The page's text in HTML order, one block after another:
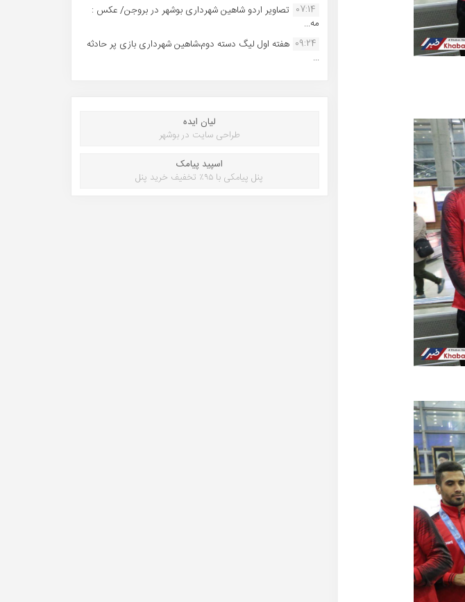
07:14 تصاویر اردو شاهین شهرداری بوشهر در بروجن/ عکس :
مه...
09:24 هفته اول لیگ دسته دوم،شاهین شهرداری بازی پر حادثه
...
لیان ایده
طراحی سایت در بوشهر
اسپید پیامک
پنل پیامکی با ۹۵٪ تخفیف خرید پنل